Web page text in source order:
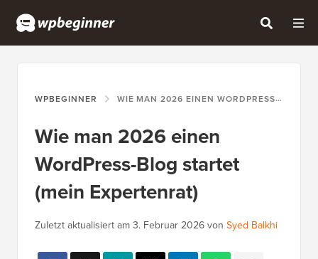
WPBEGINNER WIE MAN 2026 EINEN WORDPRESS-BLOG STARTET (MEIN EXPERTENRAT)
Wie man 2026 einen
WordPress-Blog startet
(mein Expertenrat)
Zuletzt aktualisiert am3. Februar 2026von Syed Balkhi